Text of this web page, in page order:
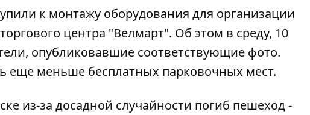
к монтажу оборудования для организации
центра "Велмарт". Об этом в среду, 10
опубликовавшие соответствующие фото.
еще меньше бесплатных парковочных мест.
из-за досадной случайности погиб пешеход-